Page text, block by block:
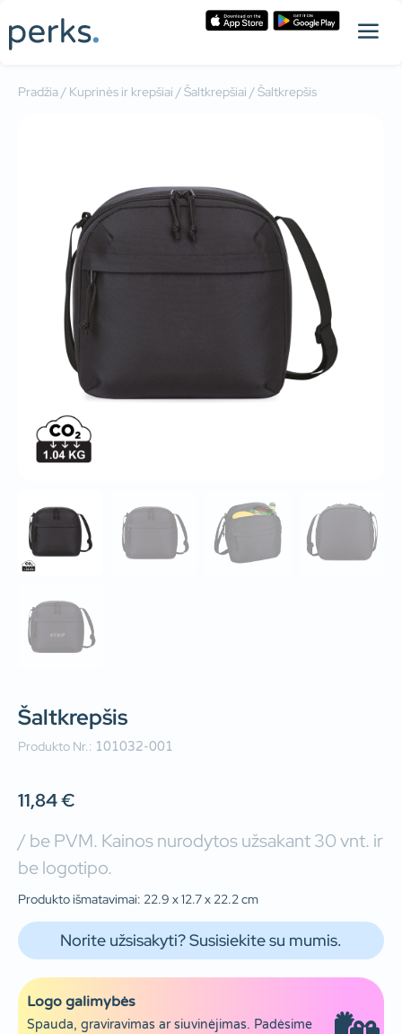
Pradžia/ Kuprinės ir krepšiai /Šaltkrepšiai / Šaltkrepšis
Šaltkrepšis
Produkto Nr.: 101032-001
11,84€
/ be PVM. Kainos nurodytos užsakant 30 vnt. ir
be logotipo.
Produkto išmatavimai: 22.9 x 12.7 x 22.2 cm
Norite užsisakyti? Susisiekite su mumis.
Logo galimybės
Spauda, graviravimas ar siuvinėjimas. Padėsime